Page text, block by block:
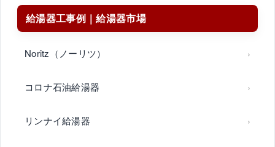
給湯器工事例｜給湯器市場
Noritz（ノーリツ）
コロナ石油給湯器
リンナイ給湯器